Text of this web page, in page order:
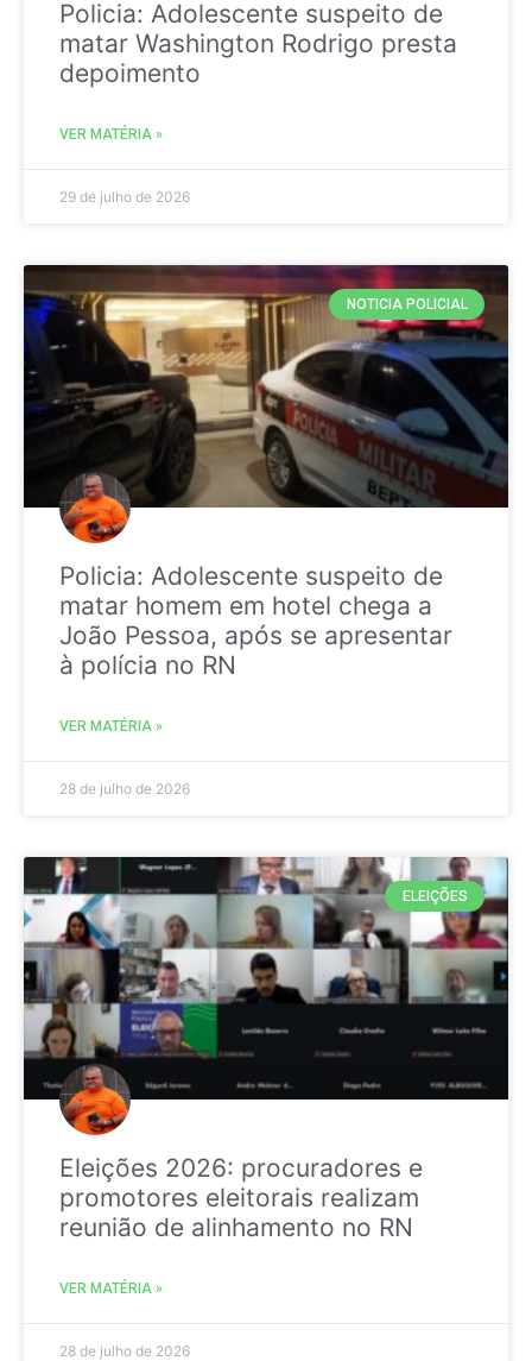
Policia: Adolescente suspeito de
matar Washington Rodrigo presta
depoimento
VER MATÉRIA »
29 de julho de 2026
NOTICIA POLICIAL
Policia: Adolescente suspeito de
matar homem em hotel chega a
João Pessoa, após se apresentar
à polícia no RN
VER MATÉRIA »
28 de julho de 2026
ELEIÇÕES
Eleições 2026: procuradores e
promotores eleitorais realizam
reunião de alinhamento no RN
VER MATÉRIA »
28 de julho de 2026